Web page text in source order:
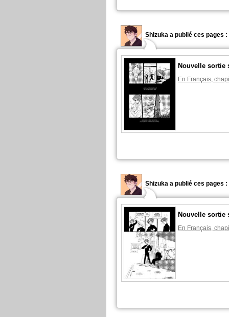
Shizuka a publié ces pages :
Nouvelle sortie
En Français,
Shizuka a publié ces pages :
Nouvelle sortie
En Français,